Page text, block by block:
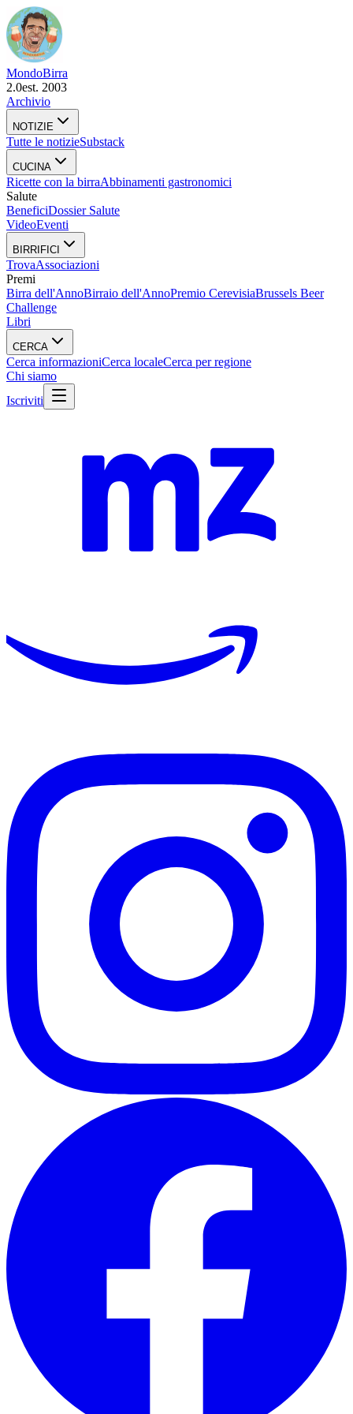
MondoBirra
2.0est. 2003
Archivio
NOTIZIE
Tutte le notizieSubstack
CUCINA
Ricette con la birraAbbinamenti gastronomici
Salute
BeneficiDossier Salute
VideoEventi
BIRRIFICI
TrovaAssociazioni
Premi
Birra dell'AnnoBirraio dell'AnnoPremio CerevisiaBrussels Beer
Challenge
Libri
CERCA
Cerca informazioniCerca localeCerca per regione
Chi siamo
Iscriviti